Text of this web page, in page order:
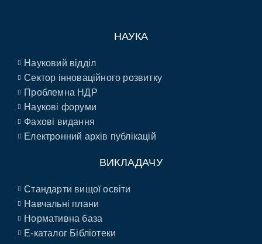
НАУКА
Науковий відділ
Сектор інноваційного розвитку
Проблемна НДР
Наукові форуми
Фахові видання
Електронний архів публікацій
ВИКЛАДАЧУ
Стандарти вищої освіти
Навчальні плани
Нормативна база
E-каталог Бібліотеки